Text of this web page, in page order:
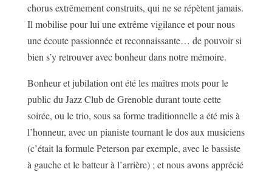
chorus extrêmement construits, qui ne se répètent jamais.
Il mobilise pour lui une extrême vigilance et pour nous
une écoute passionnée et reconnaissante… de pouvoir si
bien s’y retrouver avec bonheur dans notre mémoire.
Bonheur et jubilation ont été les maîtres mots pour le
public du Jazz Club de Grenoble durant toute cette
soirée, ou le trio, sous sa forme traditionnelle a été mis à
l’honneur, avec un pianiste tournant le dos aux musiciens
(c’était la formule Peterson par exemple, avec le bassiste
à gauche et le batteur à l’arrière) ; et nous avons apprécié